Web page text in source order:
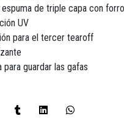
de triple capa con forro
UV
para el tercer tearoff
guardar las gafas